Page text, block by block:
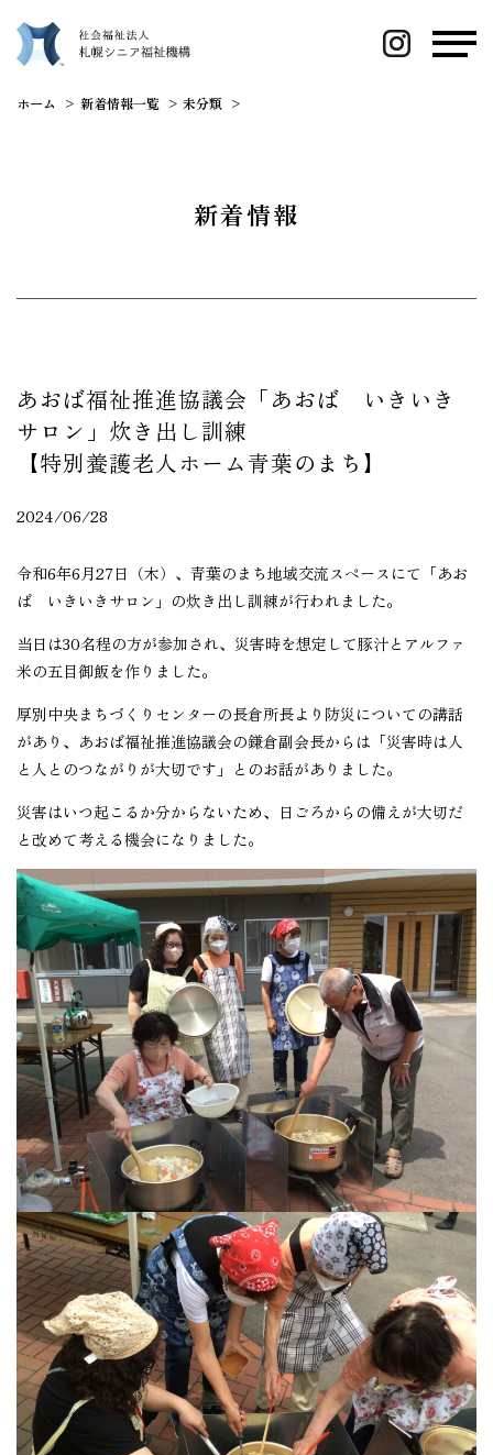
ホーム 新着情報一覧 未分類
新着情報
あおば福祉推進協議会「あおば いきいき
サロン」炊き出し訓練
【特別養護老人ホーム青葉のまち】
2024/06/28
令和6年6月27日（木）、青葉のまち地域交流スペースにて「あお
ば いきいきサロン」の炊き出し訓練が行われました。
当日は30名程の方が参加され、災害時を想定して豚汁とアルファ
米の五目御飯を作りました。
厚別中央まちづくりセンターの長倉所長より防災についての講話
があり、あおば福祉推進協議会の鎌倉副会長からは「災害時は人
と人とのつながりが大切です」とのお話がありました。
災害はいつ起こるか分からないため、日ごろからの備えが大切だ
と改めて考える機会になりました。